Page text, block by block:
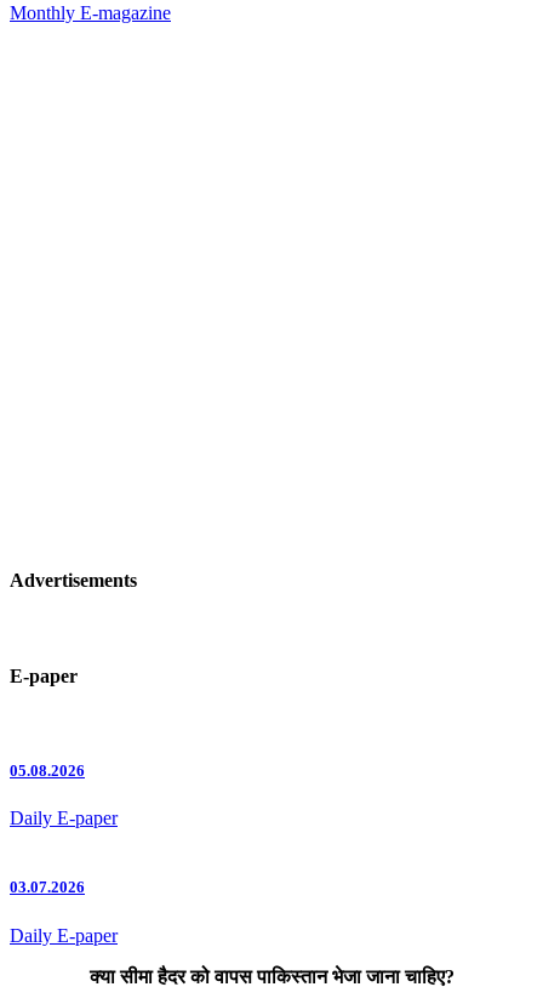
Monthly E-magazine
Advertisements
E-paper
05.08.2026
Daily E-paper
03.07.2026
Daily E-paper
क्या सीमा हैदर को वापस पाकिस्तान भेजा जाना चाहिए?